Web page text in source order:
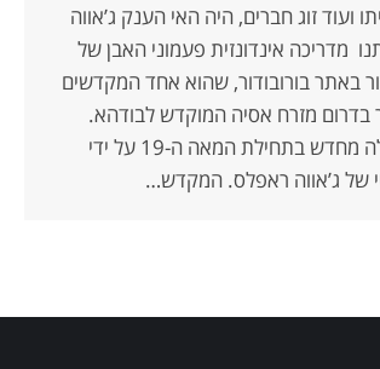
ועוד זוג חברים, היה האי הענק ג’אווה
מדריכה אינדונזית פעמוני האבן של
באתר בורובודור, שהוא אחד המקדשים
בדרום מזרח אסיה המוקדש לבודהא.
המקדש התגלה מחדש בתחילת המאה ה-19 על ידי
של ג’אווה ראפלס. המקדש…